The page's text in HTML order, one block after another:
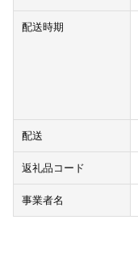
配送時期
配送
返礼品コード
事業者名